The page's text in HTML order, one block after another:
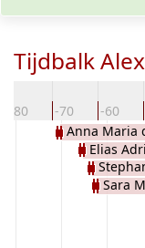
Tijdbalk
-80 -70 -60
Anna Maria
Elias
Sara